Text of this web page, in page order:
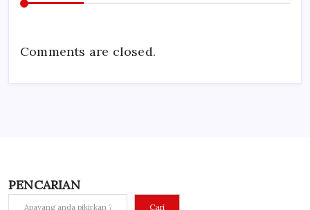
Comments are closed.
PENCARIAN
Cari